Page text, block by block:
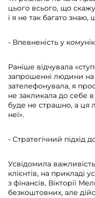
цього всього, що
і я не так багато
- Впевненість у
Раніше відчувала
запрошенні людини на
зателефонувала, я
не закликала до себе в
буде не страшно, а ця
неї».
- Стратегічний підхід
Усвідомила
клієнтів, на прикладі
з фінансів, Вікторії
безкоштовних, але